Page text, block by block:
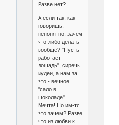
Разве нет?
А если так, как
говоришь,
непонятно, зачем
что-либо делать
вообще? "Пусть
работает
лошадь", сиречь
иудеи, а нам за
это - вечное
"сало в
шоколаде".
Мечта! Но им-то
это зачем? Разве
что из любви к